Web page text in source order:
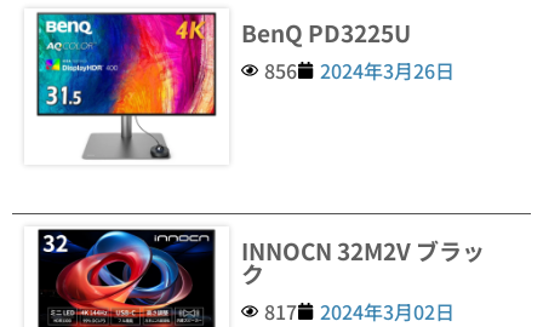
BenQ PD3225U
856 2024年3月26日
INNOCN 32M2V ブラッ
ク
817 2024年3月02日